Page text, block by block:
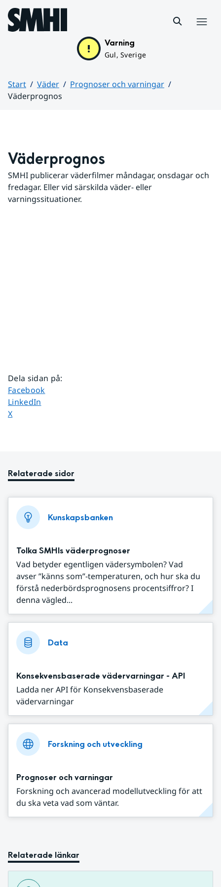
Hoppa till sidans innehåll
Varning
Gul, Sverige
Start Väder
Prognoser och varningar
Väderprognos
Väderprognos
SMHI publicerar väderfilmer måndagar, onsdagar och
fredagar. Eller vid särskilda väder- eller
varningssituationer.
Dela sidan på:
Dela sidan på
Facebook
Dela sidan på
LinkedIn
Dela sidan på
X
Relaterade sidor
Kunskapsbanken
Tolka SMHIs väderprognoser
Vad betyder egentligen vädersymbolen? Vad
avser ”känns som”-temperaturen, och hur ska du
förstå nederbördsprognosens procentsiffror? I
denna vägled...
Data
Konsekvensbaserade vädervarningar - API
Ladda ner API för Konsekvensbaserade
vädervarningar
Forskning och utveckling
Prognoser och varningar
Forskning och avancerad modellutveckling för att
du ska veta vad som väntar.
Relaterade länkar